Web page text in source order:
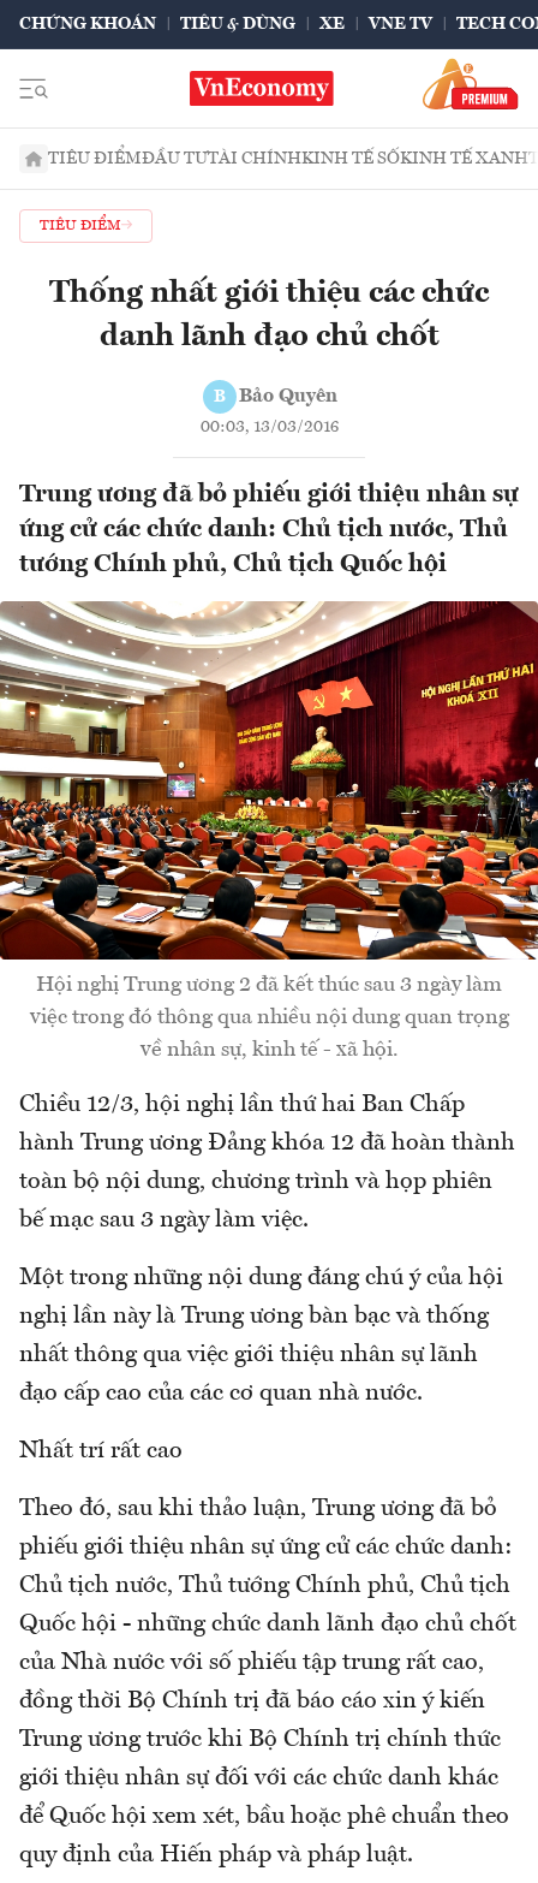
CHỨNG KHOÁN TIÊU & DÙNG XE VNE TV TECH
TIÊU ĐIỂMĐẦU TƯTÀI CHÍNHKINH TẾ SỐKINH TẾ XANH
TIÊU ĐIỂM
Thống nhất giới thiệu các chức
danh lãnh đạo chủ chốt
B Bảo Quyên
00:03, 13/03/2016
Trung ương đã bỏ phiếu giới thiệu nhân sự
ứng cử các chức danh: Chủ tịch nước, Thủ
tướng Chính phủ, Chủ tịch Quốc hội
Hội nghị Trung ương 2 đã kết thúc sau 3 ngày làm
việc trong đó thông qua nhiều nội dung quan trọng
về nhân sự, kinh tế - xã hội.
Chiều 12/3, hội nghị lần thứ hai Ban Chấp
hành Trung ương Đảng khóa 12 đã hoàn thành
toàn bộ nội dung, chương trình và họp phiên
bế mạc sau 3 ngày làm việc.
Một trong những nội dung đáng chú ý của hội
nghị lần này là Trung ương bàn bạc và thống
nhất thông qua việc giới thiệu nhân sự lãnh
đạo cấp cao của các cơ quan nhà nước.
Nhất trí rất cao
Theo đó, sau khi thảo luận, Trung ương đã bỏ
phiếu giới thiệu nhân sự ứng cử các chức danh:
Chủ tịch nước, Thủ tướng Chính phủ, Chủ tịch
Quốc hội - những chức danh lãnh đạo chủ chốt
của Nhà nước với số phiếu tập trung rất cao,
đồng thời Bộ Chính trị đã báo cáo xin ý kiến
Trung ương trước khi Bộ Chính trị chính thức
giới thiệu nhân sự đối với các chức danh khác
để Quốc hội xem xét, bầu hoặc phê chuẩn theo
quy định của Hiến pháp và pháp luật.